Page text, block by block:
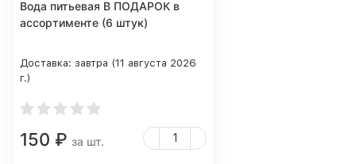
Вода питьевая В ПОДАРОК в
ассортименте (6 штук)
Доставка: завтра (11 августа 2026
г.)
150 ₽ за шт.